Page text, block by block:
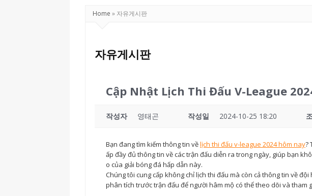
Home » 자유게시판
자유게시판
Cập Nhật Lịch Thi Đấu V-League
작성자 영태곤 작성일 2024-10-25 18:20
Bạn đang tìm kiếm thông tin vềlịch thi đấu v-league 2024 hôm nay?
ấp đầy đủ thông tin về các trận đấu diễn ra trong ngày, giúp bạn
o của giải bóng đá hấp dẫn này.
Chúng tôi cung cấp không chỉ lịch thi đấu mà còn cả thông tin về
phân tích trước trận đấu để người hâm mộ có thể theo dõi và tham